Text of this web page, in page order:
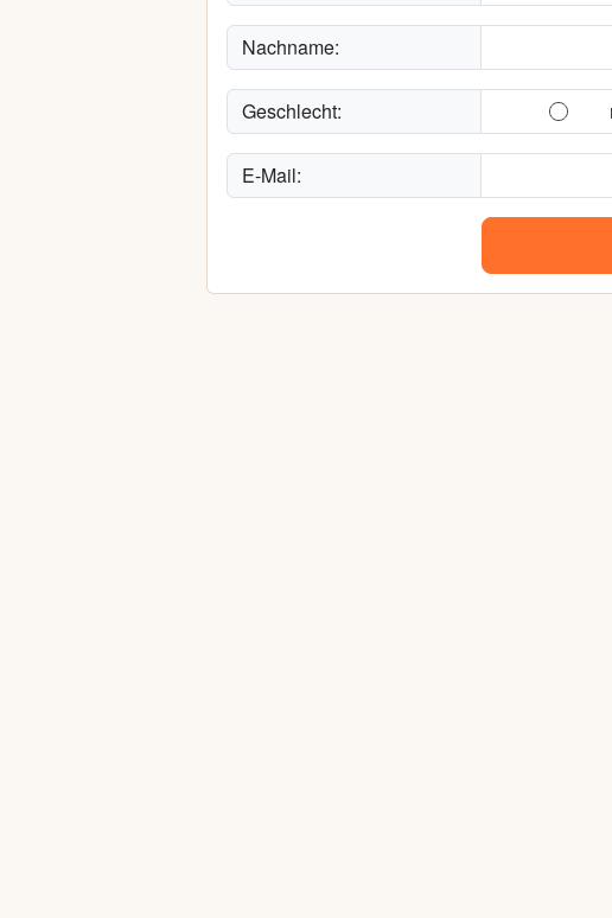
Nachname:
Geschlecht:
E-Mail: